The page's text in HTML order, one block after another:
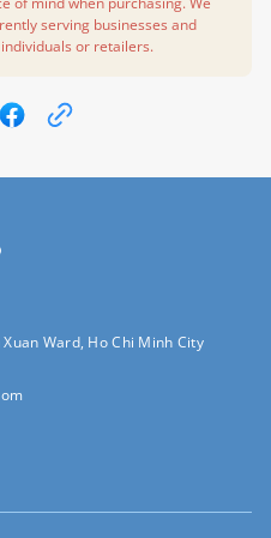
serving businesses and
or retailers.
Ward, Ho Chi Minh City